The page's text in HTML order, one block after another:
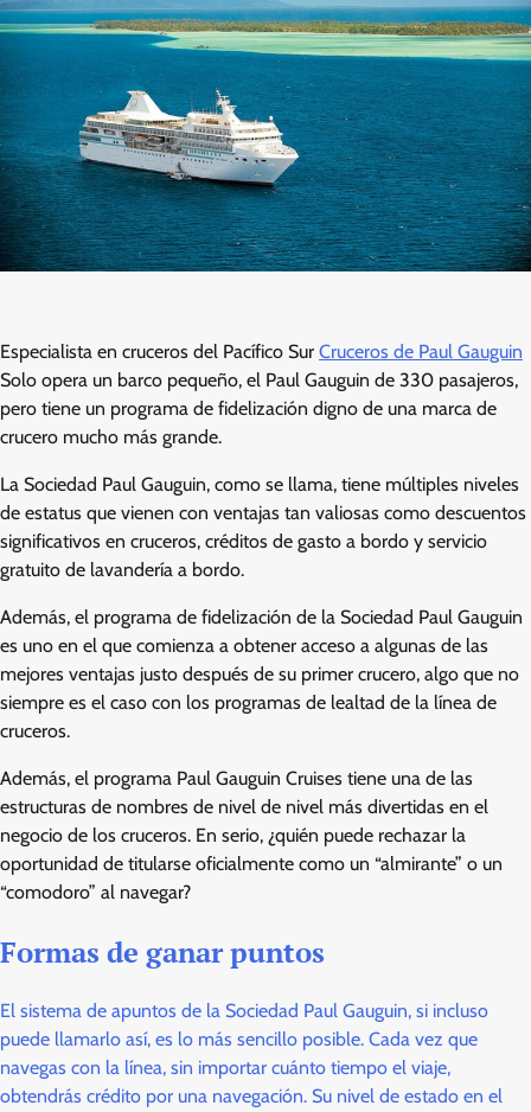
Especialista en cruceros del Pacífico Sur Cruceros de Paul Gauguin
Solo opera un barco pequeño, el Paul Gauguin de 330 pasajeros,
pero tiene un programa de fidelización digno de una marca de
crucero mucho más grande.
La Sociedad Paul Gauguin, como se llama, tiene múltiples niveles
de estatus que vienen con ventajas tan valiosas como descuentos
significativos en cruceros, créditos de gasto a bordo y servicio
gratuito de lavandería a bordo.
Además, el programa de fidelización de la Sociedad Paul Gauguin
es uno en el que comienza a obtener acceso a algunas de las
mejores ventajas justo después de su primer crucero, algo que no
siempre es el caso con los programas de lealtad de la línea de
cruceros.
Además, el programa Paul Gauguin Cruises tiene una de las
estructuras de nombres de nivel de nivel más divertidas en el
negocio de los cruceros. En serio, ¿quién puede rechazar la
oportunidad de titularse oficialmente como un “almirante” o un
“comodoro” al navegar?
Formas de ganar puntos
El sistema de apuntos de la Sociedad Paul Gauguin, si incluso
puede llamarlo así, es lo más sencillo posible. Cada vez que
navegas con la línea, sin importar cuánto tiempo el viaje,
obtendrás crédito por una navegación. Su nivel de estado en el